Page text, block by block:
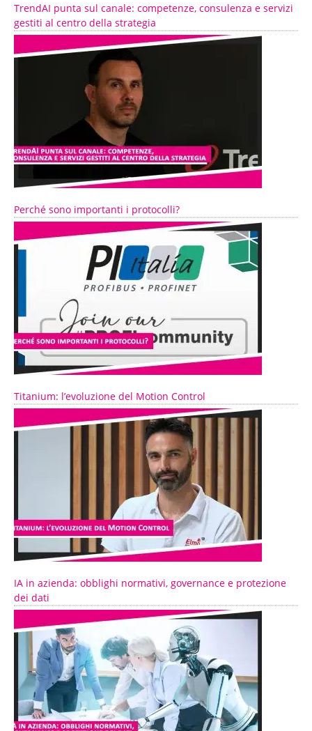
TrendAI punta sul canale: competenze, consulenza e servizi
gestiti al centro della strategia
Perché sono importanti i protocolli?
Titanium: l’evoluzione del Motion Control
IA in azienda: obblighi normativi, governance e protezione
dei dati